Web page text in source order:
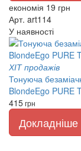
економія 19 грн
Арт. art114
У наявності
ХІТ продажів
Тонуюча
BlondeEgo PURE
415грн
Докладніше